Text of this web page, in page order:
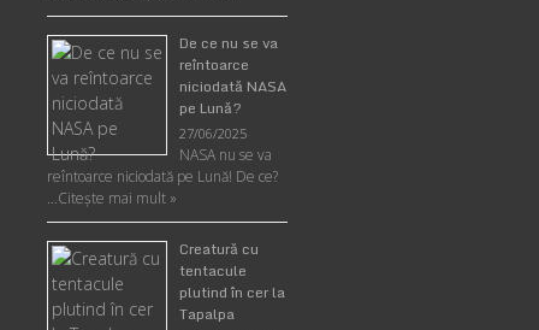
De ce nu se va
reîntoarce
niciodată NASA
pe Lună?
27/06/2025
NASA nu se va
reîntoarce niciodată pe Lună! De ce?
…Citește mai mult »
Creatură cu
tentacule
plutind în cer la
Tapalpa